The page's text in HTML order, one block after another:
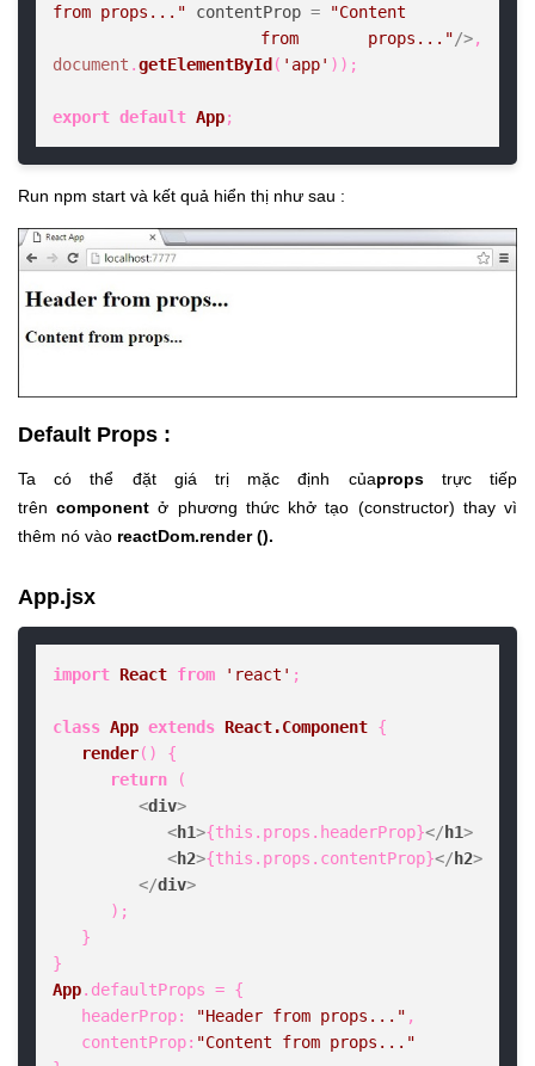
from props..."
contentProp =
"Content
   from props..."
/>
document .getElementById ( 'app' ));
export default App;
Run npm start và kết quả hiển thị như sau :
Default Props :
Ta có thể đặt giá trị mặc định củaprops trực tiếp
trêncomponentở phương thức khở tạo (constructor) thay vì
thêm nó vào reactDom.render ().
App.jsx
import React from 'react' ;
class App extends React.Component {
render( ) {
return (
<div>
<h1>{this.props.headerProp}</ h1>
<h2>{this.props.contentProp}</ h2>
</div>
App. defaultProps = {
headerProp: "Header from props..." ,
contentProp: "Content from props..."